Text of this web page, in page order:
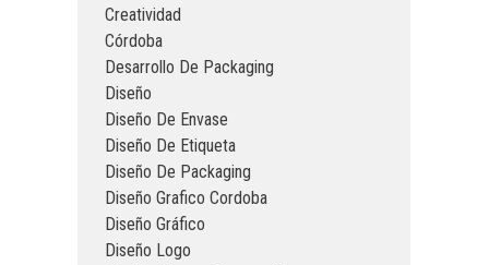
Creatividad
Córdoba
Desarrollo De Packaging
Diseño
Diseño De Envase
Diseño De Etiqueta
Diseño De Packaging
Diseño Grafico Cordoba
Diseño Gráfico
Diseño Logo